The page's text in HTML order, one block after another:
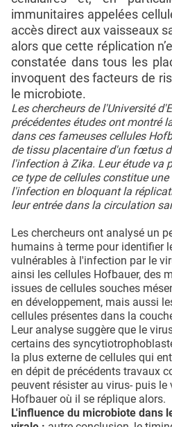
immunitaires appelées
accès direct aux vaisseaux
alors que cette réplication
constatée dans tous les
invoquent des facteurs de
le microbiote.
Les chercheurs de l'Université
précédentes études ont montré
dans ces fameuses cellules
de tissu placentaire d'un fœtus
l'infection à Zika. Leur étude va
ce type de cellules constitue
l'infection en bloquant la
leur entrée dans la circulation
Les chercheurs ont analysé un
humains à terme pour identifier
vulnérables à l'infection par le
ainsi les cellules Hofbauer, des
issues de cellules souches
en développement, mais aussi
cellules présentes dans la
Leur analyse suggère que le
certains des
la plus externe de cellules qui
en dépit de précédents travaux
peuvent résister au virus- puis
Hofbauer où il se réplique alors.
L'influence du microbiote dans